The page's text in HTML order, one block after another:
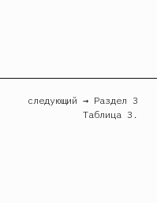
следующий → Раздел 3
Таблица 3.